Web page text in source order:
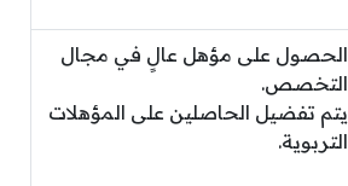
الحصول على مؤهل عالٍ في مجال
التخصص.
يتم تفضيل الحاصلين على المؤهلات
التربوية.